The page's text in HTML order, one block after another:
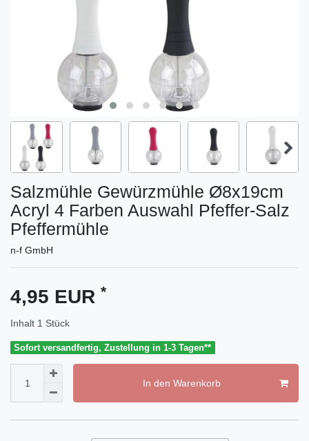
Salzmühle Gewürzmühle Ø8x19cm
Acryl 4 Farben Auswahl Pfeffer-Salz
Pfeffermühle
n-f GmbH
4,95 EUR *
Inhalt 1 Stück
Sofort versandfertig, Zustellung in 1-3 Tagen**
In den Warenkorb